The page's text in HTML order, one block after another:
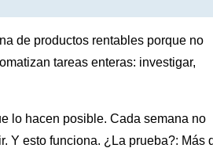
de productos rentables porque no
tareas enteras: investigar,
lo hacen posible. Cada semana no
Y esto funciona. ¿La prueba?: Más